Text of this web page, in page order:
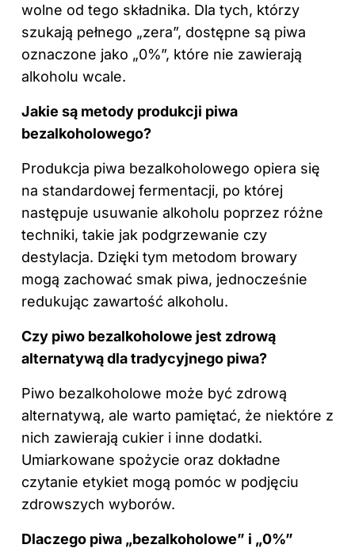
wolne od tego składnika. Dla tych, którzy
szukają pełnego „zera”, dostępne są piwa
oznaczone jako „0%”, które nie zawierają
alkoholu wcale.
Jakie są metody produkcji piwa
bezalkoholowego?
Produkcja piwa bezalkoholowego opiera się
na standardowej fermentacji, po której
następuje usuwanie alkoholu poprzez różne
techniki, takie jak podgrzewanie czy
destylacja. Dzięki tym metodom browary
mogą zachować smak piwa, jednocześnie
redukując zawartość alkoholu.
Czy piwo bezalkoholowe jest zdrową
alternatywą dla tradycyjnego piwa?
Piwo bezalkoholowe może być zdrową
alternatywą, ale warto pamiętać, że niektóre z
nich zawierają cukier i inne dodatki.
Umiarkowane spożycie oraz dokładne
czytanie etykiet mogą pomóc w podjęciu
zdrowszych wyborów.
Dlaczego piwa „bezalkoholowe” i „0%”